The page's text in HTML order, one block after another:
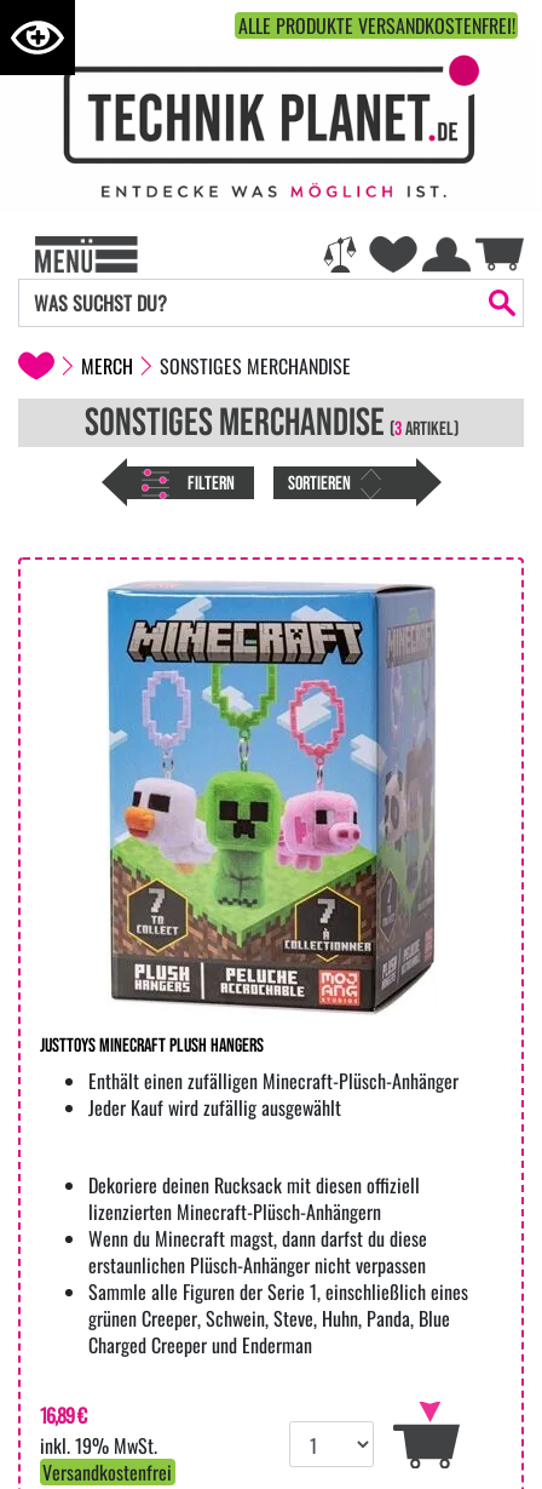
ALLE PRODUKTE VERSANDKOSTENFREI!
MERCH SONSTIGES MERCHANDISE
FILTERN
SONSTIGES MERCHANDISE (3ARTIKEL)
SORTIEREN
JUSTTOYS Minecraft Plush Hangers
Enthält einen zufälligen Minecraft-Plüsch-Anhänger
Jeder Kauf wird zufällig ausgewählt
Dekoriere deinen Rucksack mit diesen offiziell
lizenzierten Minecraft-Plüsch-Anhängern
Wenn du Minecraft magst, dann darfst du diese
erstaunlichen Plüsch-Anhänger nicht verpassen
Sammle alle Figuren der Serie 1, einschließlich eines
grünen Creeper, Schwein, Steve, Huhn, Panda, Blue
Charged Creeper und Enderman
16,89 €
inkl. 19% MwSt.
Versandkostenfrei